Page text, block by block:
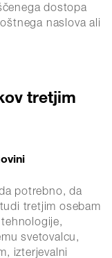
dostopa
naslova ali
tretjim
potrebno, da
tretjim osebam
svetovalcu,
izterjevalni